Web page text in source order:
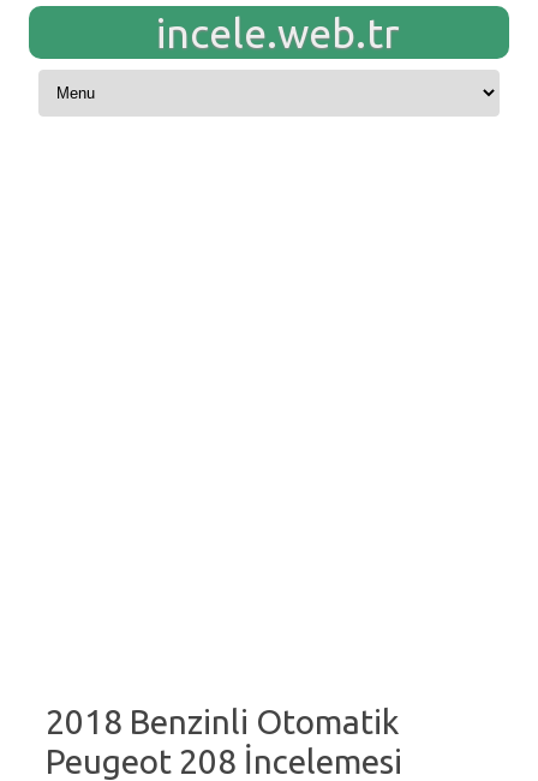
incele.web.tr
Skip to content
2018 Benzinli Otomatik
Peugeot 208 İncelemesi